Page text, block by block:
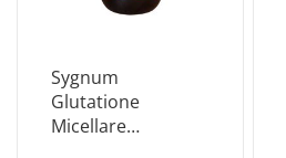
Sygnum
Glutatione
Micellare